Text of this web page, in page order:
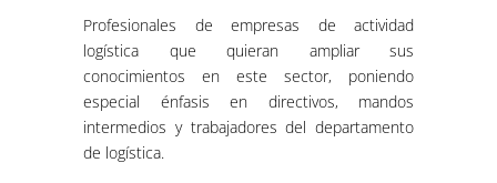
Profesionales de empresas de actividad
logística que quieran ampliar sus
conocimientos en este sector, poniendo
especial énfasis en directivos, mandos
intermedios y trabajadores del departamento
de logística.